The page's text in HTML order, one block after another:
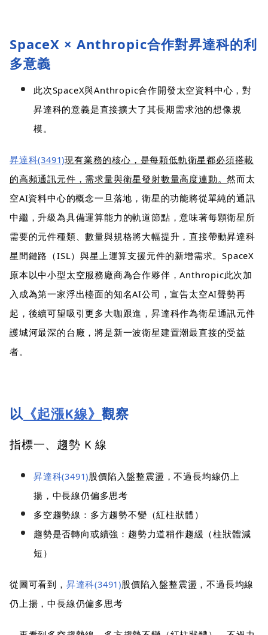
SpaceX × Anthropic合作對昇達科的利
多意義
此次SpaceX與Anthropic合作開發太空資料中心，對
昇達科的意義是直接擴大了其長期需求池的想像規
模。
昇達科(3491)現有業務的核心，是每顆低軌衛星都必須搭載
的高頻通訊元件，需求量與衛星發射數量高度連動。然而太
空AI資料中心的概念一旦落地，衛星的功能將從單純的通訊
中繼，升級為具備運算能力的軌道節點，意味著每顆衛星所
需要的元件種類、數量與規格將大幅提升，直接帶動昇達科
星間鏈路（ISL）與星上運算支援元件的新增需求。SpaceX
原本以中小型太空服務廠商為合作夥伴，Anthropic此次加
入成為第一家浮出檯面的知名AI公司，宣告太空AI聲勢再
起，後續可望吸引更多大咖跟進，昇達科作為衛星通訊元件
護城河最深的台廠，將是新一波衛星建置潮最直接的受益
者。
以 《起漲K線》 觀察
指標一、趨勢 K 線
昇達科(3491)股價陷入盤整震盪，不過長均線仍上
揚，中長線仍偏多思考
多空趨勢線：多方趨勢不變（紅柱狀體）
趨勢是否轉向或續強：趨勢力道稍作趨緩（柱狀體減
短）
從圖可看到， 昇達科(3491)股價陷入盤整震盪，不過長均線
仍上揚，中長線仍偏多思考